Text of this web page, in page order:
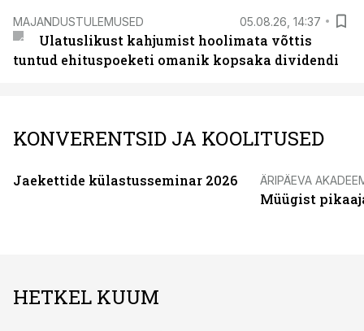
MAJANDUSTULEMUSED 05.08.26, 14:37
Ulatuslikust kahjumist hoolimata võttis
tuntud ehituspoeketi omanik kopsaka dividendi
KONVERENTSID JA KOOLITUSED
Jaekettide külastusseminar 2026 ÄRIPÄEVA
Müügist
HETKEL KUUM